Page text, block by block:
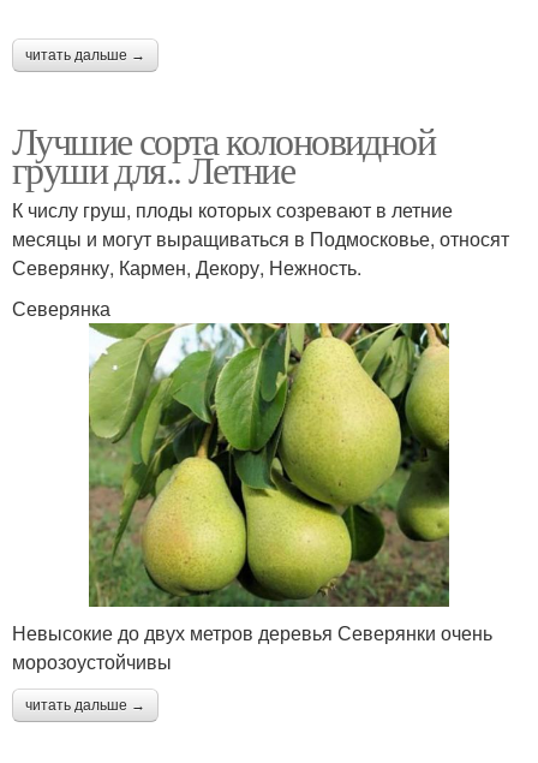
читать дальше →
Лучшие сорта колоновидной
груши для.. Летние
К числу груш, плоды которых созревают в летние
месяцы и могут выращиваться в Подмосковье, относят
Северянку, Кармен, Декору, Нежность.
Северянка
Невысокие до двух метров деревья Северянки очень
морозоустойчивы
читать дальше →